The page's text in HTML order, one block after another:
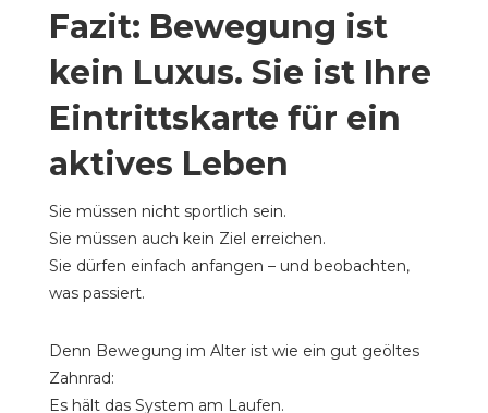
Fazit: Bewegung ist
kein Luxus. Sie ist Ihre
Eintrittskarte für ein
aktives Leben
Sie müssen nicht sportlich sein.
Sie müssen auch kein Ziel erreichen.
Sie dürfen einfach anfangen – und beobachten,
was passiert.
Denn Bewegung im Alter ist wie ein gut geöltes
Zahnrad:
Es hält das System am Laufen.